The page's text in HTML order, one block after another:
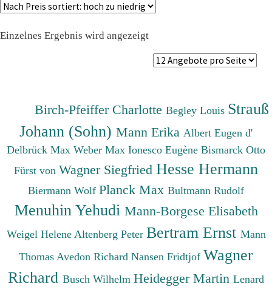
Einzelnes Ergebnis wird angezeigt
Birch-Pfeiffer CharlotteBegley Louis Strauß
Johann (Sohn) Mann Erika Albert Eugen d'
Delbrück Max Weber Max Ionesco Eugène Bismarck Otto
Fürst von Wagner Siegfried Hesse Hermann
Biermann Wolf Planck Max Bultmann Rudolf
Menuhin Yehudi Mann-Borgese Elisabeth
Weigel Helene Altenberg Peter Bertram Ernst Mann
Thomas Avedon Richard Nansen Fridtjof Wagner
Richard Busch Wilhelm Heidegger Martin Lenard